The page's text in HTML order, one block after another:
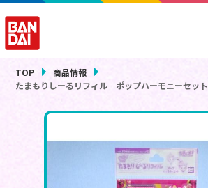
TOP
商品情報
たまもりしーるリフィル ポップハーモニーセット